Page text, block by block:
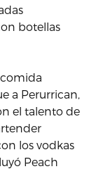
botellas
a Perurrican,
el talento de
los vodkas
Peach